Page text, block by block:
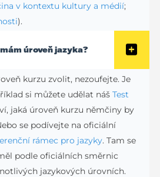
v kontextu kultury a médií;
).
úroveň jazyka?
kurzu zvolit, nezoufejte. Je
si můžete udělat nášTest
jaká úroveň kurzu němčiny by
se podívejte na oficiální
rámec pro jazyky. Tam se
podle oficiálních směrnic
jazykových úrovních.